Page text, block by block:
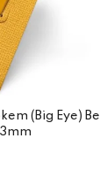
(Big Eye)